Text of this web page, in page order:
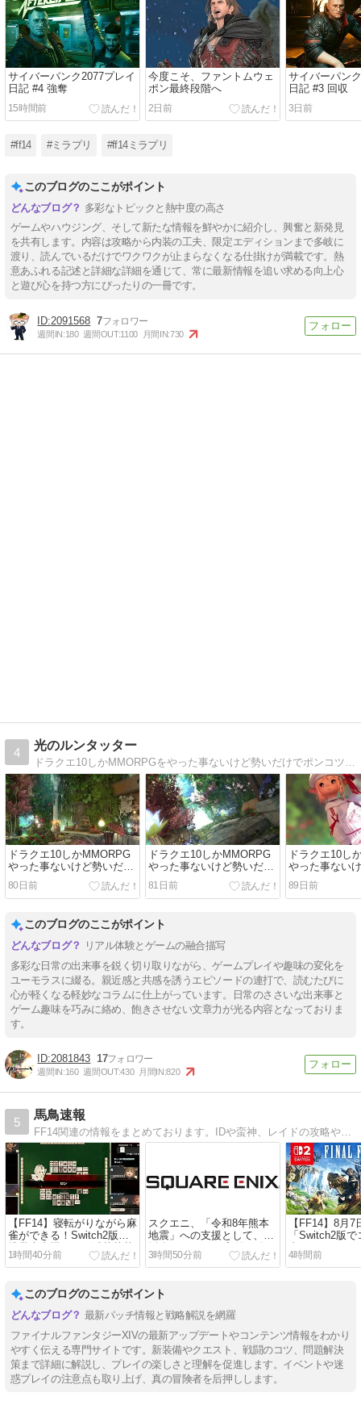
サイバーパンク2077プレイ
日記 #4 強奪
15時間前
今度こそ、ファントムウェ
ポン最終段階へ
2日前
サイバーパン
日記 #3 回収
3日前
#ff14 #ミラプリ #ff14ミラプリ
このブログのここがポイント
多彩なトピックと熱中度の高さ
ゲームやハウジング、そして新たな情報を鮮やかに紹介し、興奮と新発見
を共有します。内容は攻略から内装の工夫、限定エディションまで多岐に
渡り、読んでいるだけでワクワクが止まらなくなる仕掛けが満載です。熱
意あふれる記述と詳細な詳細を通じて、常に最新情報を追い求める向上心
と遊び心を持つ方にぴったりの一冊です。
2091568 7
週間IN:180 週間OUT:1100 月間IN:730
4
光のルンタッター
ドラクエ10しかMMORPG
やった事ないけど勢いだけ
でＦＦ１４をやる日記
（523）
80日前
ドラクエ10しかMMORPG
やった事ないけど勢いだけ
でＦＦ１４をやる日記
（522）
81日前
ドラクエ10し
やった事ない
でＦＦ１４を
（521）
89日前
このブログのここがポイント
リアル体験とゲームの融合描写
多彩な日常の出来事を鋭く切り取りながら、ゲームプレイや趣味の変化を
ユーモラスに綴る。親近感と共感を誘うエピソードの連打で、読むたびに
心が軽くなる軽妙なコラムに仕上がっています。日常のささいな出来事と
ゲーム趣味を巧みに絡め、飽きさせない文章力が光る内容となっておりま
す。
2081843 17
週間IN:160 週間OUT:430 月間IN:820
5
馬鳥速報
FF14関連の情報をまとめております。IDや蛮神、レイドの攻略やレベル上げ・各ジョブのスキル回しの方法などお役に立てる情報をお届けいたします。
【FF14】寝転がりながら麻
雀ができる！Switch2版、
携帯麻雀機として滅茶苦茶
優秀だと話題に。
戦できるのも凄い
1時間40分前
スクエニ、「令和8年熊本
地震」への支援として、義
援金3000万円の寄付を発
表。「今般の災害による被
だくため」
3時間50分前
【FF14】8月7
「Switch2版
内でデータロ
要する場合が
4時間前
このブログのここがポイント
最新パッチ情報と戦略解説を網羅
ファイナルファンタジーXIVの最新アップデートやコンテンツ情報をわかり
やすく伝える専門サイトです。新装備やクエスト、戦闘のコツ、問題解決
策まで詳細に解説し、プレイの楽しさと理解を促進します。イベントや迷
惑プレイの注意点も取り上げ、真の冒険者を后押しします。